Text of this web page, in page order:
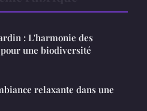
: L'harmonie des
une biodiversité
relaxante dans une